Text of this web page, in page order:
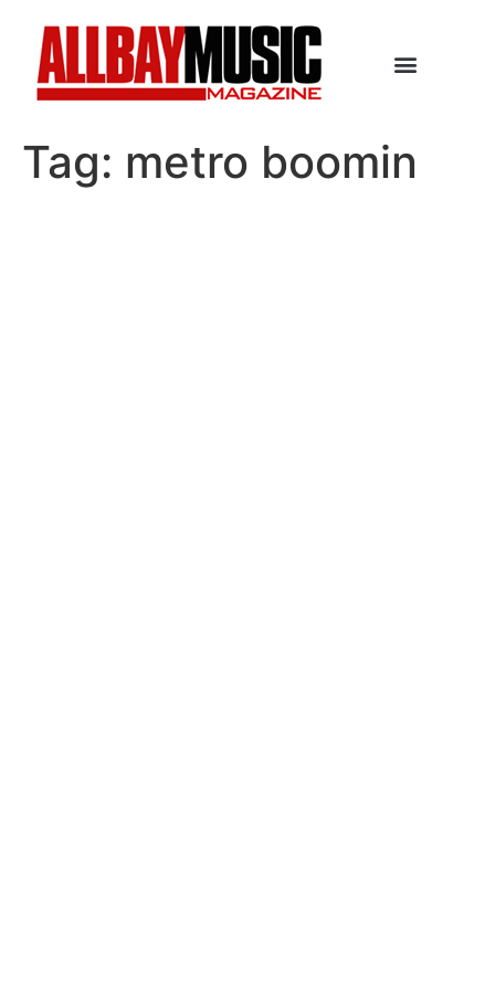
Tag: metro boomin